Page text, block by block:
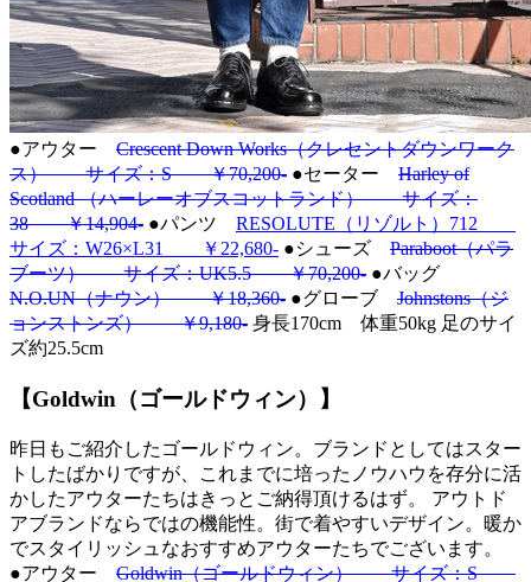
●アウター Crescent Down Works（クレセントダウンワーク
ス） サイズ：S ￥70,200- ●セーター Harley of
Scotland （ハーレーオブスコットランド） サイズ：
38 ￥14,904- ●パンツ RESOLUTE（リゾルト）712
サイズ：W26×L31 ￥22,680- ●シューズ Paraboot（パラ
ブーツ） サイズ：UK5.5 ￥70,200- ●バッグ
N.O.UN（ナウン） ￥18,360- ●グローブ Johnstons（ジ
ョンストンズ） ￥9,180- 身長170cm 体重50kg 足のサイ
ズ約25.5cm
【Goldwin（ゴールドウィン）】
昨日もご紹介したゴールドウィン。ブランドとしてはスター
トしたばかりですが、これまでに培ったノウハウを存分に活
かしたアウターたちはきっとご納得頂けるはず。 アウトド
アブランドならではの機能性。街で着やすいデザイン。暖か
でスタイリッシュなおすすめアウターたちでございます。
●アウター Goldwin（ゴールドウィン） サイズ：S